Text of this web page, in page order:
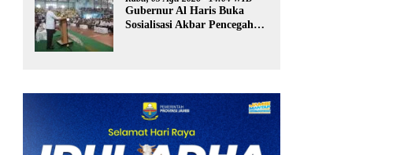
Gubernur Al Haris Buka
Sosialisasi Akbar Pencegahan